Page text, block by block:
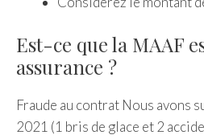
Est-ce que la MAAF
assurance ?
Fraude au contrat Nous avons
2021 (1 bris de glace et 2